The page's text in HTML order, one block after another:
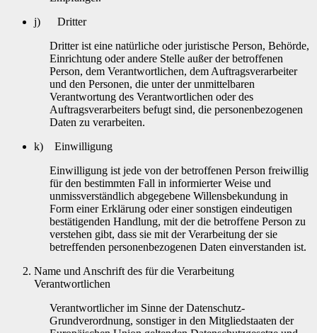
j) Dritter
Dritter ist eine natürliche oder juristische Person, Behörde,
Einrichtung oder andere Stelle außer der betroffenen
Person, dem Verantwortlichen, dem Auftragsverarbeiter
und den Personen, die unter der unmittelbaren
Verantwortung des Verantwortlichen oder des
Auftragsverarbeiters befugt sind, die personenbezogenen
Daten zu verarbeiten.
k) Einwilligung
Einwilligung ist jede von der betroffenen Person freiwillig
für den bestimmten Fall in informierter Weise und
unmissverständlich abgegebene Willensbekundung in
Form einer Erklärung oder einer sonstigen eindeutigen
bestätigenden Handlung, mit der die betroffene Person zu
verstehen gibt, dass sie mit der Verarbeitung der sie
betreffenden personenbezogenen Daten einverstanden ist.
Name und Anschrift des für die Verarbeitung
Verantwortlichen
Verantwortlicher im Sinne der Datenschutz-
Grundverordnung, sonstiger in den Mitgliedstaaten der